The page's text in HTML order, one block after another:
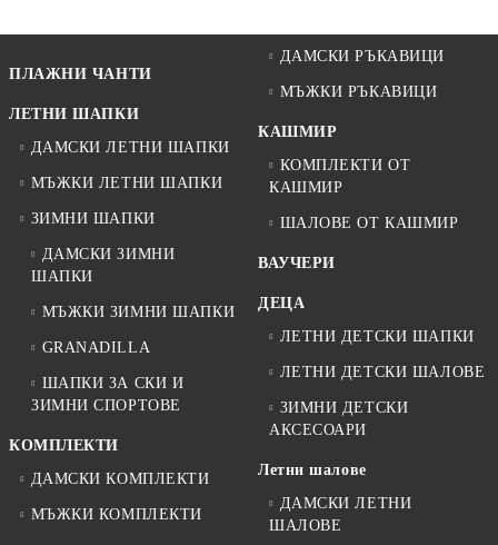
ПЛАЖНИ ЧАНТИ
ЛЕТНИ ШАПКИ
ДАМСКИ ЛЕТНИ ШАПКИ
МЪЖКИ ЛЕТНИ ШАПКИ
ЗИМНИ ШАПКИ
ДАМСКИ ЗИМНИ
ШАПКИ
МЪЖКИ ЗИМНИ ШАПКИ
GRANADILLA
ШАПКИ ЗА СКИ И
ЗИМНИ СПОРТОВЕ
КОМПЛЕКТИ
ДАМСКИ КОМПЛЕКТИ
МЪЖКИ КОМПЛЕКТИ
ДАМСКИ РЪКАВИЦИ
МЪЖКИ РЪКАВИЦИ
КАШМИР
КОМПЛЕКТИ ОТ
КАШМИР
ШАЛОВЕ ОТ КАШМИР
ВАУЧЕРИ
ДЕЦА
ЛЕТНИ ДЕТСКИ ШАПКИ
ЛЕТНИ ДЕТСКИ ШАЛОВЕ
ЗИМНИ ДЕТСКИ
АКСЕСОАРИ
Летни шалове
ДАМСКИ ЛЕТНИ
ШАЛОВЕ